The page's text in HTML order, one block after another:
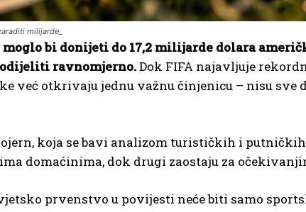
milijarde_
bi donijeti do 17,2 milijarde dolara
ravnomjerno.Dok FIFA najavljuje
već otkrivaju jednu važnu činjenicu – nisu sve
koja se bavi analizom turističkih i
domaćinima, dok drugi zaostaju za
prvenstvo u povijesti neće biti samo